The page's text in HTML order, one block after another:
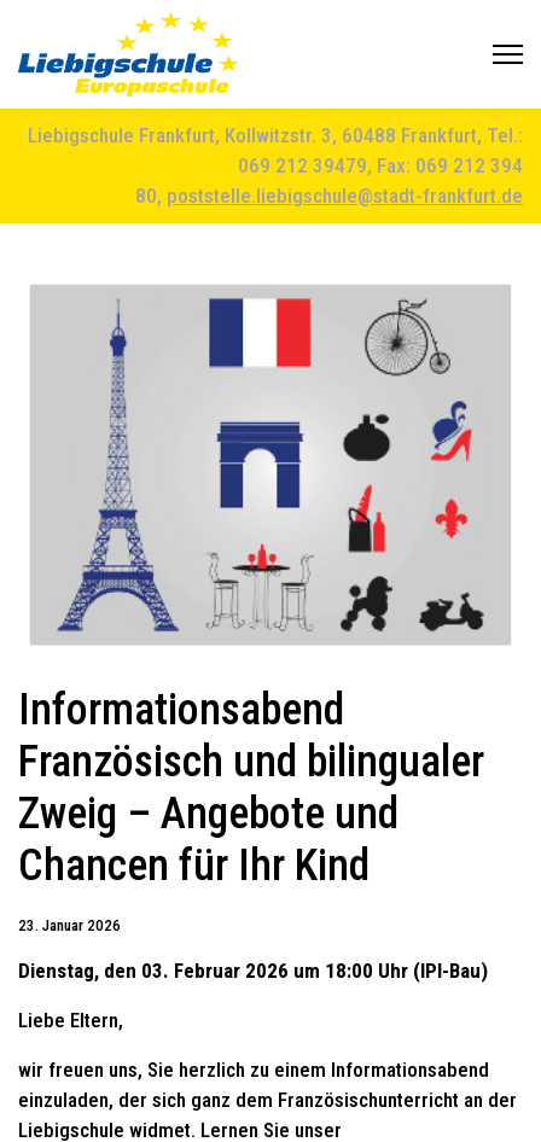
Liebigschule Frankfurt, Kollwitzstr. 3, 60488 Frankfurt, Tel.:
069 212 39479, Fax: 069 212 394
80, poststelle.liebigschule@stadt-frankfurt.de
Informationsabend
Französisch und bilingualer
Zweig – Angebote und
Chancen für Ihr Kind
23. Januar 2026
Dienstag, den 03. Februar 2026 um 18:00 Uhr (IPI-Bau)
Liebe Eltern,
wir freuen uns, Sie herzlich zu einem Informationsabend
einzuladen, der sich ganz dem Französischunterricht an der
Liebigschule widmet. Lernen Sie unser